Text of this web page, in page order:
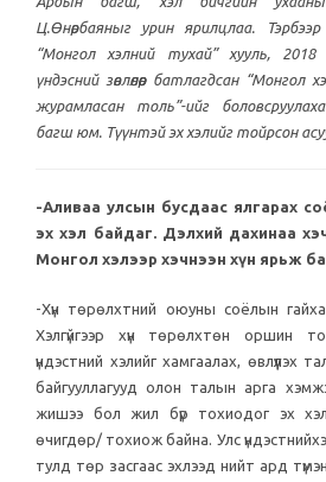
Ц.Өнөрбаяныг урин ярилцлаа.
“Монгол хэлний тухай” хууль,
үндэсний зөвлөлөөр батлагдсан “Монгол
журамласан толь”-ийг
багш юм. Түүнтэй эх хэлийг тойрсон
-Аливаа улсын бусдаас ялгарах
эх хэл байдаг. Дэлхий дахинаа
Монгол хэлээр хэчнээн хүн ярьж
-Хүн төрөлхтний оюуны соёлын
Хэлгүйгээр хүн төрөлхтөн оршин
үндэстний хэлийг хамгаалах, өвлүүлэх
байгууллагууд олон талын арга
жишээ бол жил бүр тохиодог эх
өчигдөр/ тохиож байна. Улс
тулд төр засгаас эхлээд нийт ард